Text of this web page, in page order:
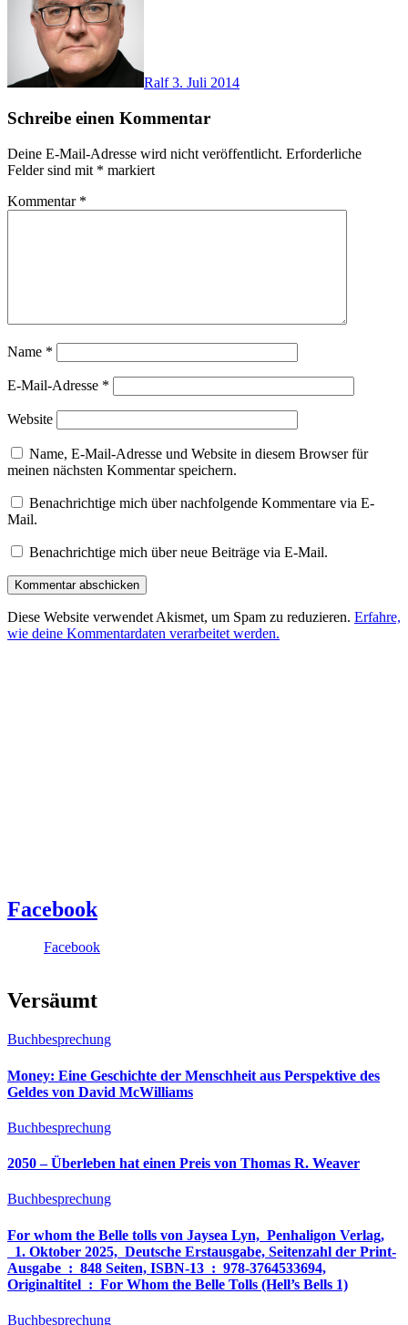
Ralf3. Juli 2014
Schreibe einen Kommentar
Deine E-Mail-Adresse wird nicht veröffentlicht. Erforderliche
Felder sind mit * markiert
Kommentar *
Name *
E-Mail-Adresse *
Website
Name, E-Mail-Adresse und Website in diesem Browser für
meinen nächsten Kommentar speichern.
Benachrichtige mich über nachfolgende Kommentare via E-
Mail.
Benachrichtige mich über neue Beiträge via E-Mail.
Diese Website verwendet Akismet, um Spam zu reduzieren. Erfahre,
wie deine Kommentardaten verarbeitet werden.
Facebook
Facebook
Versäumt
Buchbesprechung
Money: Eine Geschichte der Menschheit aus Perspektive des
Geldes von David McWilliams
Buchbesprechung
2050 – Überleben hat einen Preis von Thomas R. Weaver
Buchbesprechung
For whom the Belle tolls von Jaysea Lyn, ‎ Penhaligon Verlag,
‎ 1. Oktober 2025, ‎ Deutsche Erstausgabe, Seitenzahl der Print-
Ausgabe ‏ : ‎ 848 Seiten, ISBN-13 ‏ : ‎ 978-3764533694,
Originaltitel ‏ : ‎ For Whom the Belle Tolls (Hell’s Bells 1)
Buchbesprechung